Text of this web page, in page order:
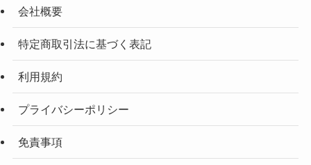
会社概要
特定商取引法に基づく表記
利用規約
プライバシーポリシー
免責事項